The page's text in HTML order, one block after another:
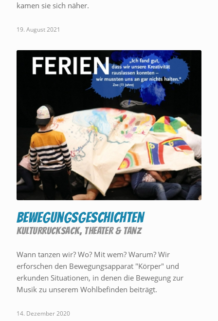
kamen sie sich näher.
19. August 2021
Bewegungsgeschichten
KULTURRUCKSACK, THEATER & TANZ
Wann tanzen wir? Wo? Mit wem? Warum? Wir
erforschen den Bewegungsapparat "Körper" und
erkunden Situationen, in denen die Bewegung zur
Musik zu unserem Wohlbefinden beiträgt.
14. Dezember 2020